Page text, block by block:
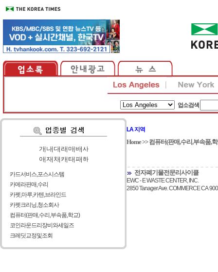
업소검색
가| 나| 다| 라| 마| 바| 사
아| 자| 차| 카| 타| 파| 하
카드서비스,포스시스템
카메라판매,수리
카펫,마루,카텐,브라인드
카펫크리닝,청소회사
컴퓨터(판매,수리,부속품,학교)
코인라운드리장비와세일즈
크레딧교정및조회
LA 지역
Home>>컴퓨터(판매,수리,부속품,
전자폐기물전문리사이클
EWC - E WASTE CENTER, INC.
2850 Tanager Ave. COMMERCE CA